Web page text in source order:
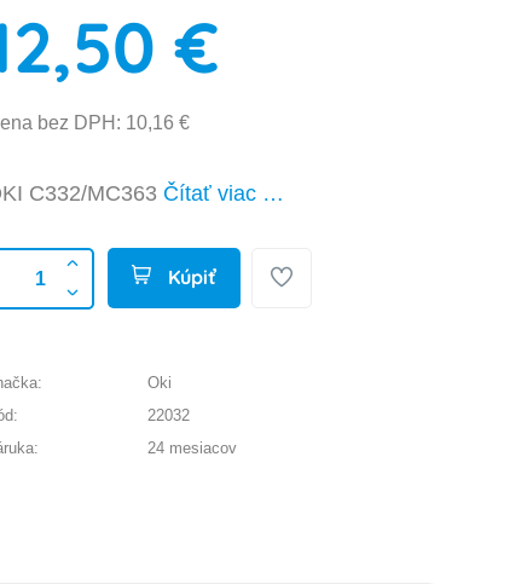
€
bez DPH: 10,16 €
C332/MC363 Čítať viac …
Kúpiť
Oki
22032
24 mesiacov